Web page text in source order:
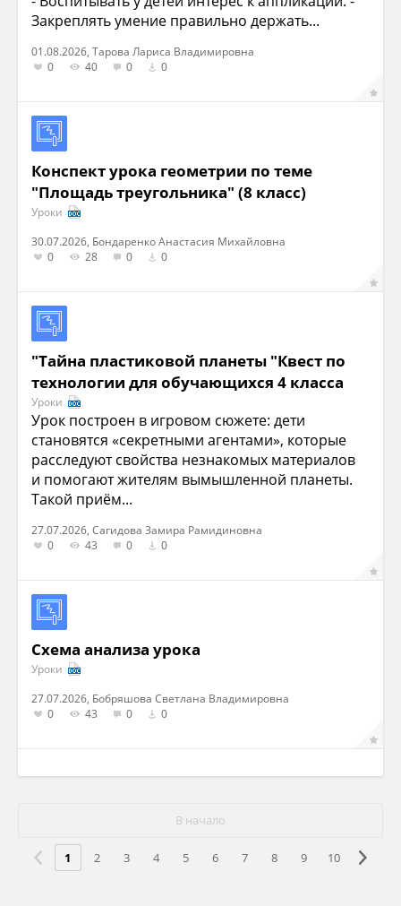
Закреплять умение правильно держать...
01.08.2026, Тарова Лариса Владимировна
0
40 0 0
Конспект урока геометрии по теме
"Площадь треугольника" (8 класс)
Уроки
30.07.2026, Бондаренко Анастасия Михайловна
0
28 0 0
"Тайна пластиковой планеты "Квест по
технологии для обучающихся 4 класса
Уроки
Урок построен в игровом сюжете: дети
становятся «секретными агентами», которые
расследуют свойства незнакомых материалов
и помогают жителям вымышленной планеты.
Такой приём...
27.07.2026, Сагидова Замира Рамидиновна
0
43 0 0
Схема анализа урока
Уроки
27.07.2026, Бобряшова Светлана Владимировна
0
43 0 0
В начало
1 2 3 4 5 6 7 8 9 10